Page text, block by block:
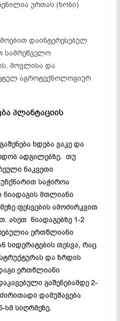
ურთას (ხობი)
დაინტერესებულ
სამრეწველო
მოვლისა და
აგროტექნოლოგიურ
პლანტაციის
ხდება ვაკე და
ადგილებზე. თუ
ნაკვეთი
საჭიროა
ნიადაგის მთლიანი
ფესვების ამოძირკვით
ასეთ ნიადაგებზე 1-2
ერთწლიანი
სიდერატების თესვა, რაც
და ზრდის
ერთწლიანი
გაშენებამდე 2-
დამუშავება
სმ სიღრმეზე.